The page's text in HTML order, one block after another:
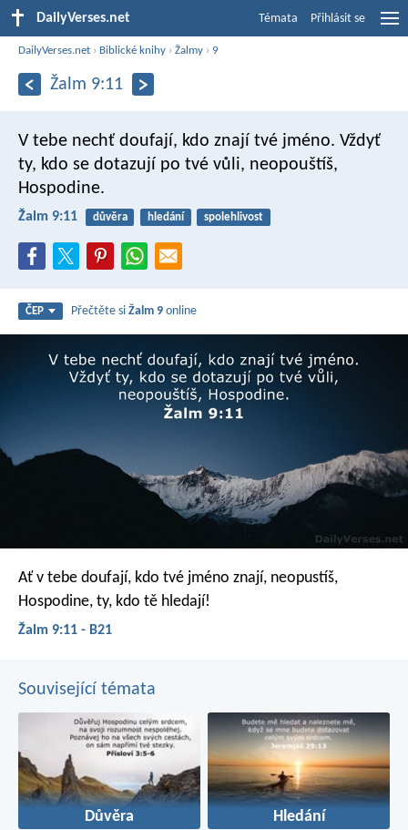
DailyVerses.net Témata Přihlásit se
DailyVerses.net › Biblické knihy ›Žalmy › 9
Žalm 9:11
V tebe nechť doufají, kdo znají tvé jméno. Vždyť
ty, kdo se dotazují po tvé vůli, neopouštíš,
Hospodine.
Žalm 9:11 důvěra hledání spolehlivost
ČEP Přečtěte siŽalm 9 online
Ať v tebe doufají, kdo tvé jméno znají, neopustíš,
Hospodine, ty, kdo tě hledají!
Žalm 9:11 - B21
Související témata
Důvěra Hledání